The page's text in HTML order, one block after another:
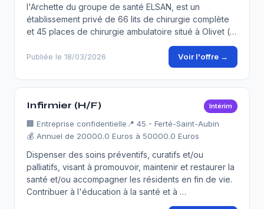
l'Archette du groupe de santé ELSAN, est un
établissement privé de 66 lits de chirurgie complète
et 45 places de chirurgie ambulatoire situé à Olivet (…
Publiée le 18/03/2026 Voir l'offre →
Infirmier (H/F) Intérim
🏢 Entreprise confidentielle 📍 45 - Ferté-Saint-Aubin
💰 Annuel de 20000.0 Euros à 50000.0 Euros
Dispenser des soins préventifs, curatifs et/ou
palliatifs, visant à promouvoir, maintenir et restaurer la
santé et/ou accompagner les résidents en fin de vie.
Contribuer à l'éducation à la santé et à …